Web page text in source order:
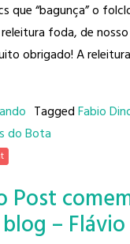
que “bagunça” o
foda, de
obrigado! A
TaggedFabio
do Bota
Post
–